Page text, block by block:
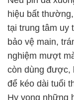
hiệu bất
tại trung tâm uy
bảo vệ main,
nghiệm mượt
còn dùng được,
để kéo dài tuổi
Hy vọng những